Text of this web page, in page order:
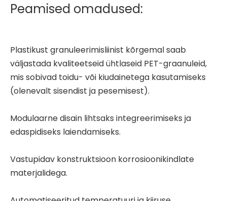
Peamised omadused:
Plastikust granuleerimisliinist kõrgemal saab
väljastada kvaliteetseid ühtlaseid PET-graanuleid,
mis sobivad toidu- või kiudainetega kasutamiseks
(olenevalt sisendist ja pesemisest).
Modulaarne disain lihtsaks integreerimiseks ja
edaspidiseks laiendamiseks.
Vastupidav konstruktsioon korrosioonikindlate
materjalidega.